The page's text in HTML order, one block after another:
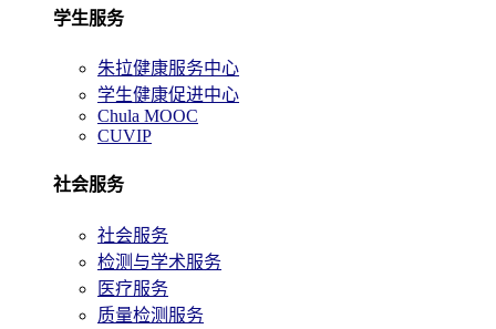
学生服务
朱拉健康服务中心
学生健康促进中心
Chula MOOC
CUVIP
社会服务
社会服务
检测与学术服务
医疗服务
质量检测服务